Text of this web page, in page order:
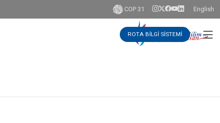
COP 31 English
ROTA BİLGİ SİSTEMİ